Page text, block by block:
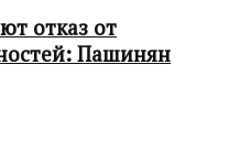
отказ от
Пашинян